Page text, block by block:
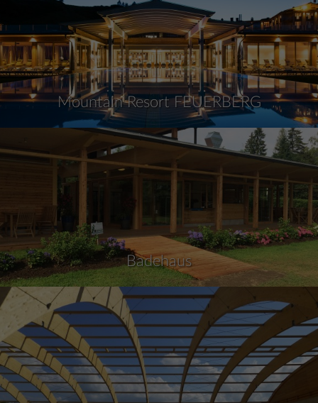
Mountain Resort FEUERBERG
Badehaus